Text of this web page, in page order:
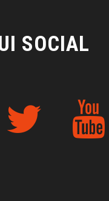
SOCIAL